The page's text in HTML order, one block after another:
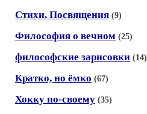
Стихи. Посвящения (9)
Философия о вечном (25)
философские зарисовки (14)
Кратко, но ёмко (67)
Хокку по-своему (35)